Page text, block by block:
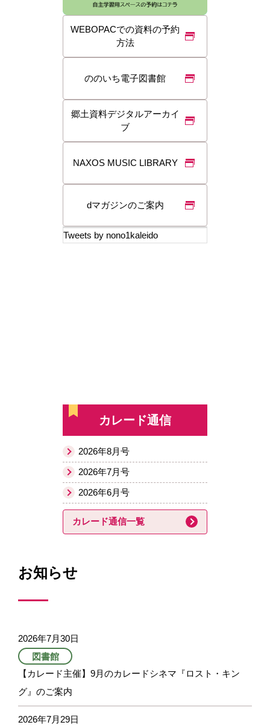
WEBOPACでの資料の予約
方法
ののいち電子図書館
郷土資料デジタルアーカイ
ブ
NAXOS MUSIC LIBRARY
dマガジンのご案内
Tweets by nono1kaleido
カレード通信
2026年8月号
2026年7月号
2026年6月号
カレード通信一覧
お知らせ
2026年7月30日
図書館
【カレード主催】9月のカレードシネマ『ロスト・キン
グ』のご案内
2026年7月29日